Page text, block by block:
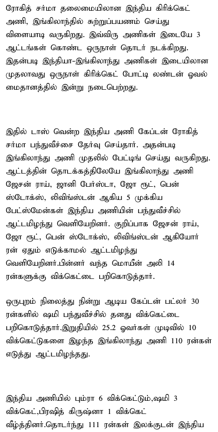
ரோகித் சர்மா தலைமையிலான இந்திய கிரிக்கெட்
அணி, இங்கிலாந்தில் சுற்றுப்பயணம் செய்து
விளையாடி வருகிறது. இவ்விரு அணிகள் இடையே 3
ஆட்டங்கள் கொண்ட ஒருநாள் தொடர் நடக்கிறது.
இதன்படி இந்தியா-இங்கிலாந்து அணிகள் இடையிலான
முதலாவது ஒருநாள் கிரிக்கெட் போட்டி லண்டன் ஓவல்
மைதானத்தில் இன்று நடைபெற்றது.
இதில் டாஸ் வென்ற இந்திய அணி கேப்டன் ரோகித்
சர்மா பந்துவீச்சை தேர்வு செய்தார். அதன்படி
இங்கிலாந்து அணி முதலில் பேட்டிங் செய்து வருகிறது.
ஆட்டத்தின் தொடக்கத்திலேயே இங்கிலாந்து அணி
ஜேசன் ராய், ஜானி பேர்ஸ்டா, ஜோ ரூட், பென்
ஸ்டோக்ஸ், லிவிங்ஸ்டன் ஆகிய 5 முக்கிய
பேட்ஸ்மேன்கள் இந்திய அணியின் பந்துவீச்சில்
ஆட்டமிழந்து வெளியேறினர். குறிப்பாக ஜேசன் ராய்,
ஜோ ரூட், பென் ஸ்டோக்ஸ், லிவிங்ஸ்டன் ஆகியோர்
ரன் ஏதும் எடுக்காமல் ஆட்டமிழந்து
வெளியேறினர்.பின்னர் வந்த மொயீன் அலி 14
ரன்களுக்கு விக்கெட்டை பறிகொடுத்தார்.
ஒருபுறம் நிலைத்து நின்று ஆடிய கேப்டன் பட்லர் 30
ரன்களில் ஷமி பந்துவீச்சில் தனது விக்கெட்டை
பறிகொடுத்தார்.இறுதியில் 25.2 ஓவர்கள் முடிவில் 10
விக்கெட்டுகளை இழந்த இங்கிலாந்து அணி 110 ரன்கள்
எடுத்து ஆட்டமிழந்தது.
இந்திய அணியில் பும்ரா 6 விக்கெட்டும்,ஷமி 3
விக்கெட்,பிரஷித் கிருஷ்னா 1 விக்கெட்
வீழ்த்தினர்.தொடர்ந்து 111 ரன்கள் இலக்குடன் இந்திய